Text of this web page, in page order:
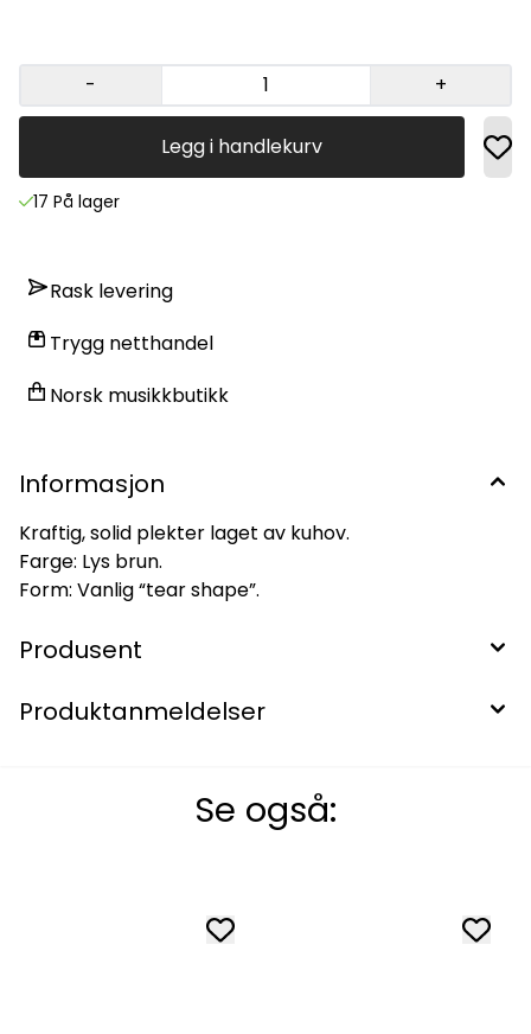
- +
Legg i handlekurv
17 På lager
Rask levering
Trygg netthandel
Norsk musikkbutikk
Informasjon
Kraftig, solid plekter laget av kuhov.
Farge: Lys brun.
Form: Vanlig “tear shape”.
Produsent
Produktanmeldelser
Se også: